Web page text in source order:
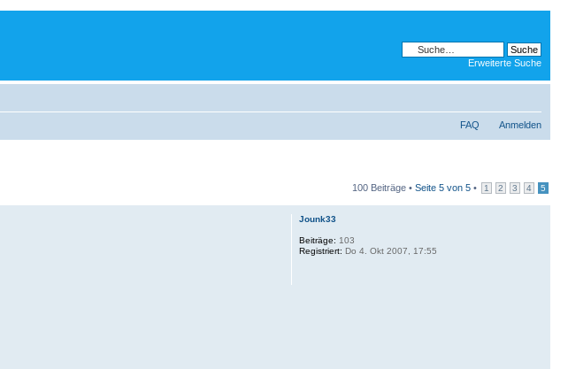
Erweiterte Suche
FAQ Anmelden
100 Beiträge • Seite 5 von 5 • 1 2 3 4 5
Jounk33
Beiträge: 103
Registriert: Do 4. Okt 2007, 17:55